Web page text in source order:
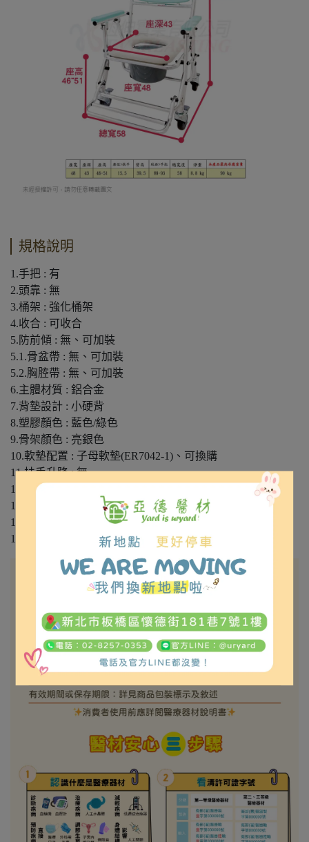
規格說明
1.手把 : 有
2.頭靠 : 無
3.桶架 : 強化桶架
4.收合 : 可收合
5.防前傾 : 無、可加裝
5.1.骨盆帶 : 無、可加裝
5.2.胸腔帶 : 無、可加裝
6.主體材質 : 鋁合金
7.背墊設計 : 小硬背
8.塑膠顏色 : 藍色/綠色
9.骨架顏色 : 亮銀色
10.軟墊配置 : 子母軟墊(ER7042-1)、可換購
11.扶手升降 : 無
12.高度調整 : 有
13.背部可躺 : 無
14.架於馬桶 : 無
15.前後輪配置 : 4"鐵輪x4"鐵輪